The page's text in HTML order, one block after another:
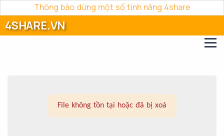
Thông báo dừng một số tính năng 4share
4SHARE.VN
File không tồn tại hoặc đã bị xoá